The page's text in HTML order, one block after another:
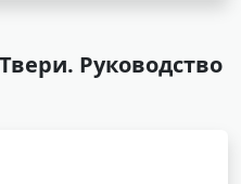
Руководство